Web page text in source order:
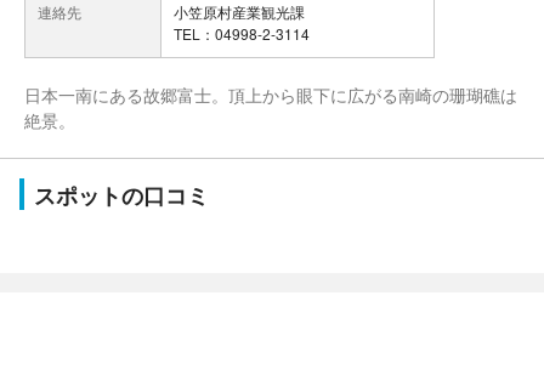
連絡先
小笠原村産業観光課
TEL：04998-2-3114
日本一南にある故郷富士。頂上から眼下に広がる南崎の珊瑚礁は
絶景。
スポットの口コミ